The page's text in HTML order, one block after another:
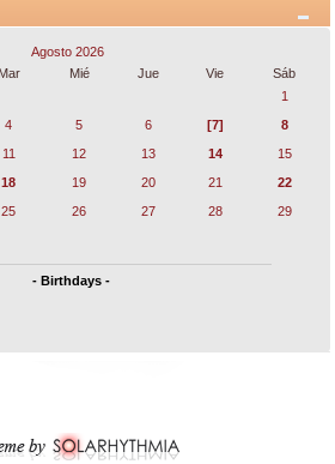
Agosto 2026
Mar Mié Jue Vie
Sáb
1
4 5 6 [7]
8
11 12 13 14
15
18 19 20 21
22
25 26 27 28
29
- Birthdays -